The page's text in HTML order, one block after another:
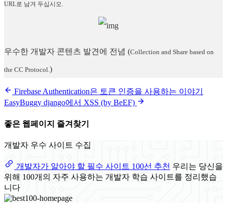
URL로 남겨 두십시오.
우수한 개발자 콘텐츠 발견에 전념 (Collection and Share based on
the CC Protocol. )
Firebase Authentication은 토큰 인증을 사용하는 이야기
EasyBuggy django에서 XSS (by BeEF)
좋은 웹페이지 즐겨찾기
개발자 우수 사이트 수집
개발자가 알아야 할 필수 사이트 100선 추천 우리는 당신을
위해 100개의 자주 사용하는 개발자 학습 사이트를 정리했습
니다